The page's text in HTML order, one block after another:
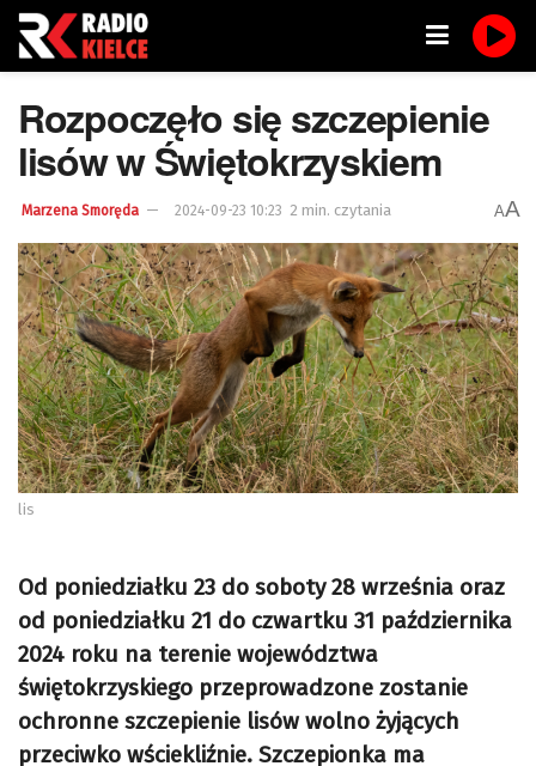
Rozpoczęło się szczepienie
lisów w Świętokrzyskiem
Marzena Smoręda 2024-09-23 10:23 2 min. czytania AA
lis
Od poniedziałku 23 do soboty 28 września oraz
od poniedziałku 21 do czwartku 31 października
2024 roku na terenie województwa
świętokrzyskiego przeprowadzone zostanie
ochronne szczepienie lisów wolno żyjących
przeciwko wściekliźnie. Szczepionka ma